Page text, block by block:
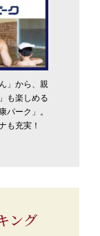
」から、親
も楽しめる
パーク」。
も充実！
ング